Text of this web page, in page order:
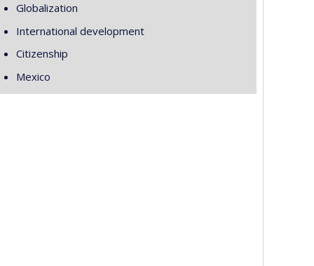
Globalization
International development
Citizenship
Mexico